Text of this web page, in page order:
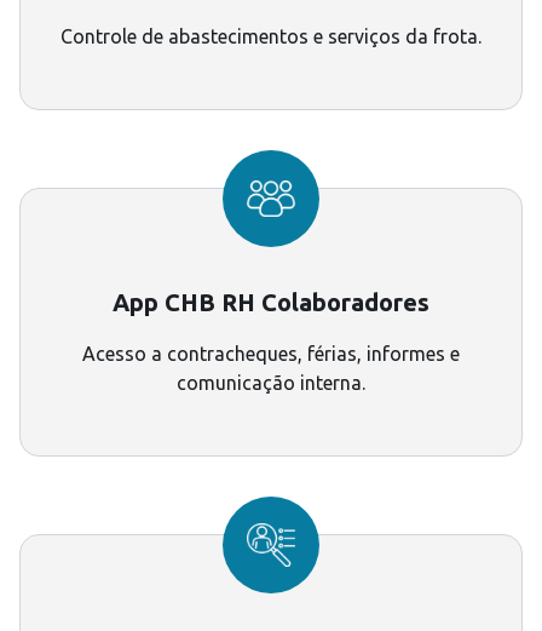
Controle de abastecimentos e serviços da frota.
App CHB RH Colaboradores
Acesso a contracheques, férias, informes e
comunicação interna.